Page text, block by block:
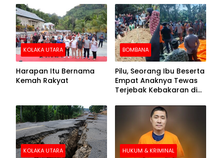
KOLAKA UTARA
Harapan Itu Bernama
Kemah Rakyat
BOMBANA
Pilu, Seorang Ibu Beserta
Empat Anaknya Tewas
Terjebak Kebakaran di
KOLAKA UTARA HUKUM & KRIMINAL